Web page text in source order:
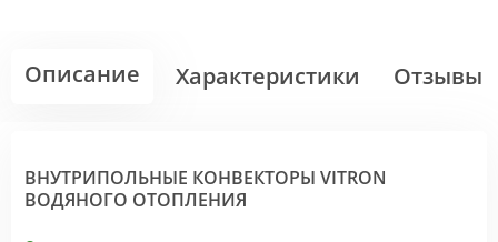
Описание Характеристики Отзывы
ВНУТРИПОЛЬНЫЕ КОНВЕКТОРЫ VITRON
ВОДЯНОГО ОТОПЛЕНИЯ